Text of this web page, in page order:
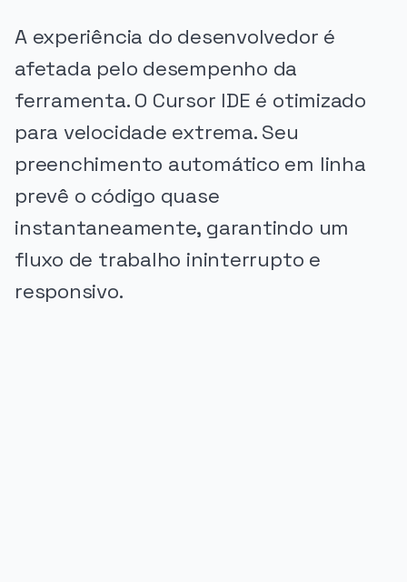
A experiência do desenvolvedor é
afetada pelo desempenho da
ferramenta. O Cursor IDE é otimizado
para velocidade extrema. Seu
preenchimento automático em linha
prevê o código quase
instantaneamente, garantindo um
fluxo de trabalho ininterrupto e
responsivo.